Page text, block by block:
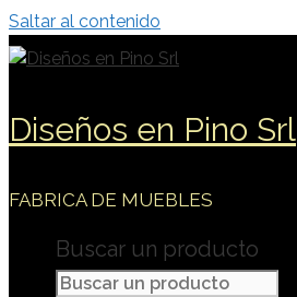
Saltar al contenido
Diseños en Pino Srl
FABRICA DE MUEBLES
Buscar un producto